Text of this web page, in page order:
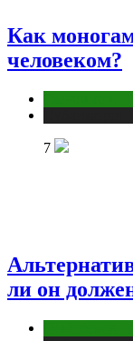
Как
человеком?
7
ли он